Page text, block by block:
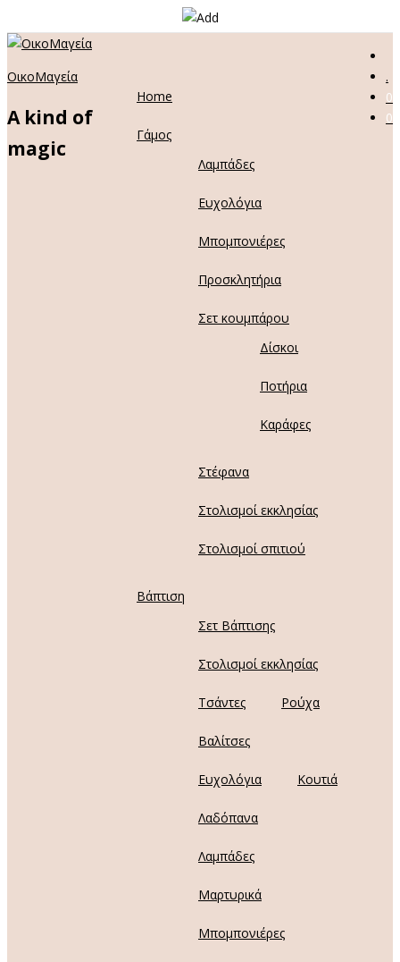
ΟικοΜαγεία
A kind of
magic
Home
Γάμος
Λαμπάδες
Ευχολόγια
Μπομπονιέρες
Προσκλητήρια
Σετ κουμπάρου
Δίσκοι
Ποτήρια
Καράφες
Στέφανα
Στολισμοί εκκλησίας
Στολισμοί σπιτιού
Βάπτιση
Σετ Βάπτισης
Στολισμοί εκκλησίας
Τσάντες Ρούχα
Βαλίτσες
Ευχολόγια Κουτιά
Λαδόπανα
Λαμπάδες
Μαρτυρικά
Μπομπονιέρες
.
0
0